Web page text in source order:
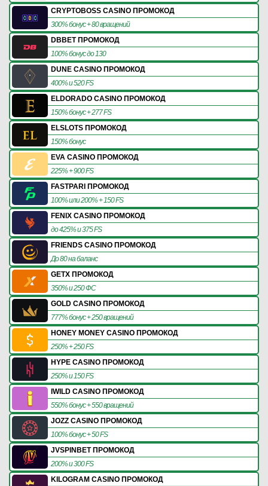
CRYPTOBOSS CASINO ПРОМОКОД
300% бонус + 80 вращений
DBBET ПРОМОКОД
100% бонус до 130
DUNE CASINO ПРОМОКОД
400% и 520 FS
ELDORADO CASINO ПРОМОКОД
150% бонус + 277 FS
ELSLOTS ПРОМОКОД
150% бонус
EVA CASINO ПРОМОКОД
225% + 900 FS
FASTPARI ПРОМОКОД
100% или 200% + 150 FS
FENIX CASINO ПРОМОКОД
до 425% и 375 FS
FRIENDS CASINO ПРОМОКОД
До 80 на баланс
GETX ПРОМОКОД
350% и 250 ФС
GOLD CASINO ПРОМОКОД
777% бонус + 250 вращений
HONEY MONEY CASINO ПРОМОКОД
250% + 250 FS
HYPE CASINO ПРОМОКОД
250% и 150 FS
IWILD CASINO ПРОМОКОД
550% бонус + 550 вращений
JOZZ CASINO ПРОМОКОД
100% бонус + 50 FS
JVSPINBET ПРОМОКОД
200% и 300 FS
KILOGRAM CASINO ПРОМОКОД